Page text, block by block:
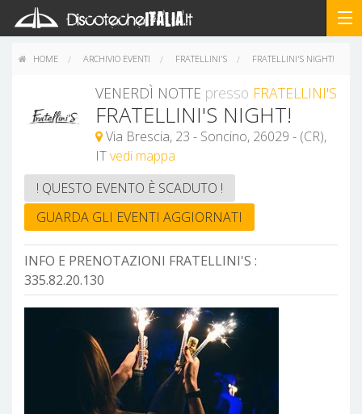
HOME ARCHIVIO EVENTI FRATELLINI'S FRATELLINI'S NIGHT!
VENERDÌ NOTTE presso FRATELLINI'S
FRATELLINI'S NIGHT!
Via Brescia, 23 - Soncino, 26029 - (CR),
ITvedi mappa
! QUESTO EVENTO È SCADUTO !
GUARDA GLI EVENTI AGGIORNATI
INFO E PRENOTAZIONI FRATELLINI'S :
335.82.20.130